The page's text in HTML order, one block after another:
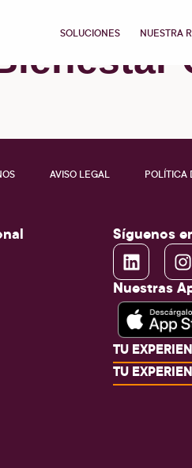
SOLUCIONES NUESTRA
AVISO LEGAL POLÍTICA
Síguenos
Nuestras
TU
TU